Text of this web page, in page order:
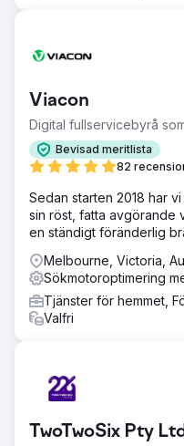
Viacon
Digital fullservicebyrå
Bevisad meritlista
82
Sedan starten 2018 har
sin röst, fatta avgörande
en ständigt föränderlig
Melbourne, Victoria,
Sökmotoroptimering
Tjänster för hemmet,
Valfri
TwoTwoSix Pty